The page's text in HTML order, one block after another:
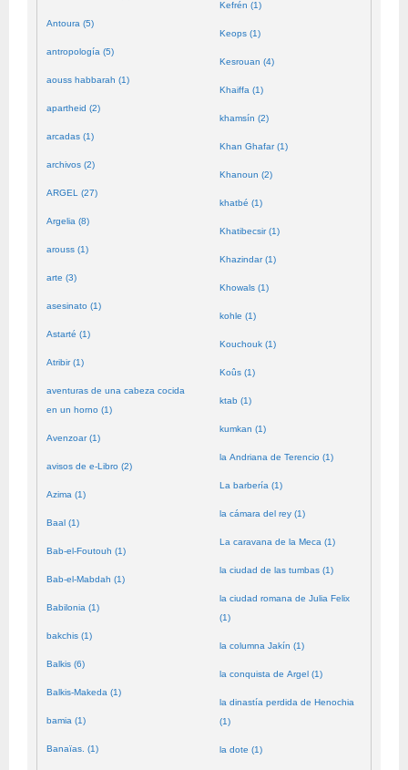
Antoura (5)
antropología (5)
aouss habbarah (1)
apartheid (2)
arcadas (1)
archivos (2)
ARGEL (27)
Argelia (8)
arouss (1)
arte (3)
asesinato (1)
Astarté (1)
Atribir (1)
aventuras de una cabeza cocida
en un horno (1)
Avenzoar (1)
avisos de e-Libro (2)
Azima (1)
Baal (1)
Bab-el-Foutouh (1)
Bab-el-Mabdah (1)
Babilonia (1)
bakchis (1)
Balkis (6)
Balkis-Makeda (1)
bamia (1)
Banaïas. (1)
Kefrén (1)
Keops (1)
Kesrouan (4)
Khaiffa (1)
khamsín (2)
Khan Ghafar (1)
Khanoun (2)
khatbé (1)
Khatibecsir (1)
Khazindar (1)
Khowals (1)
kohle (1)
Kouchouk (1)
Koûs (1)
ktab (1)
kumkan (1)
la Andriana de Terencio (1)
La barbería (1)
la cámara del rey (1)
La caravana de la Meca (1)
la ciudad de las tumbas (1)
la ciudad romana de Julia Felix
(1)
la columna Jakín (1)
la conquista de Argel (1)
la dinastía perdida de Henochia
(1)
la dote (1)